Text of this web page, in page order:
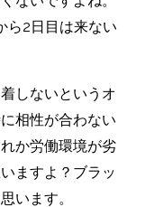
ら2日目は来ない
しないというオ
相性が合わない
か労働環境が劣
ますよ？ブラッ
います。